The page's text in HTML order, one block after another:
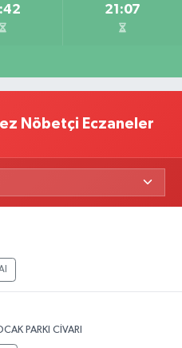
21:07
Nöbetçi Eczaneler
PARKI CİVARI